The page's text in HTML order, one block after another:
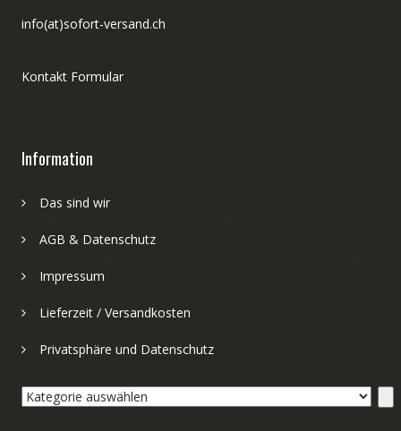
info(at)sofort-versand.ch
Kontakt Formular
Information
Das sind wir
AGB & Datenschutz
Impressum
Lieferzeit / Versandkosten
Privatsphäre und Datenschutz
Kategorie